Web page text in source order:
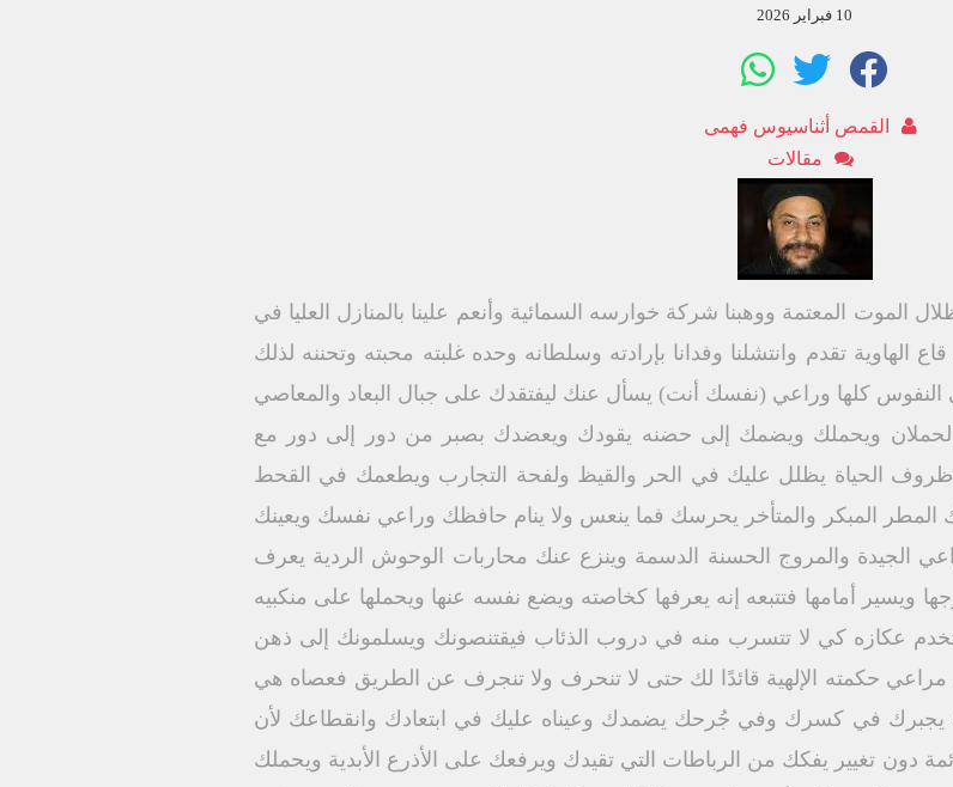
10 فبراير 2026
القمص أثناسيوس فهمى
مقالات
الموت المعتمة ووهبنا شركة خوارسه السمائية وأنعم علينا بالمنازل العليا في
تقدم وانتشلنا وفدانا بإرادته وسلطانه وحده غلبته محبته وتحننه لذلك
النفوس كلها وراعي (نفسك أنت) يسأل عنك ليفتقدك على جبال البعاد والمعاصي
ويحملك ويضمك إلى حضنه يقودك ويعضدك بصبر من دور إلى دور مع
ظروف الحياة يظلل عليك في الحر والقيظ ولفحة التجارب ويطعمك في القحط
المبكر والمتأخر يحرسك فما ينعس ولا ينام حافظك وراعي نفسك ويعينك
الجيدة والمروج الحسنة الدسمة وينزع عنك محاربات الوحوش الردية يعرف
ويسير أمامها فتتبعه إنه يعرفها كخاصته ويضع نفسه عنها ويحملها على منكبيه
عكازه كي لا تتسرب منه في دروب الذئاب فيقتنصونك ويسلمونك إلى ذهن
حكمته الإلهية قائدًا لك حتى لا تنحرف ولا تنجرف عن الطريق فعصاه هي
يجبرك في كسرك وفي جُرحك يضمدك وعيناه عليك في ابتعادك وانقطاعك لأن
دون تغيير يفكك من الرباطات التي تقيدك ويرفعك على الأذرع الأبدية ويحملك